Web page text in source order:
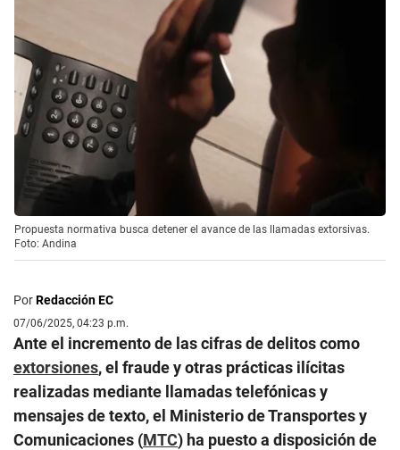
Propuesta normativa busca detener el avance de las llamadas extorsivas.
Foto: Andina
PorRedacción EC
07/06/2025, 04:23 p.m.
Ante el incremento de las cifras de delitos como
extorsiones, el fraude y otras prácticas ilícitas
realizadas mediante llamadas telefónicas y
mensajes de texto, el Ministerio de Transportes y
Comunicaciones (MTC) ha puesto a disposición de